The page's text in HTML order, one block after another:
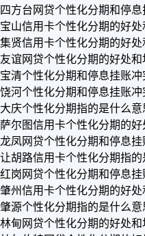
四方台网贷个性化分期和停
宝山信用卡个性化分期的好处
集贤信用卡个性化分期的好处
友谊网贷个性化分期的好处和
宝清个性化分期和停息挂账冲
饶河个性化分期和停息挂账冲
大庆个性化分期指的是什么意
萨尔图信用卡个性化分期的好
龙凤网贷个性化分期和停息挂
让胡路信用卡个性化分期指的
红岗网贷个性化分期和停息挂
肇州信用卡个性化分期的好处
肇源个性化分期指的是什么意
林甸网贷个性化分期的好处和